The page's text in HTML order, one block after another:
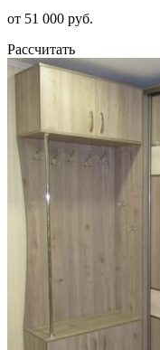
от 51 000 руб.
Рассчитать